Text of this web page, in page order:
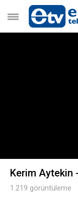
Kerim Aytekin -
1.219 görüntüleme